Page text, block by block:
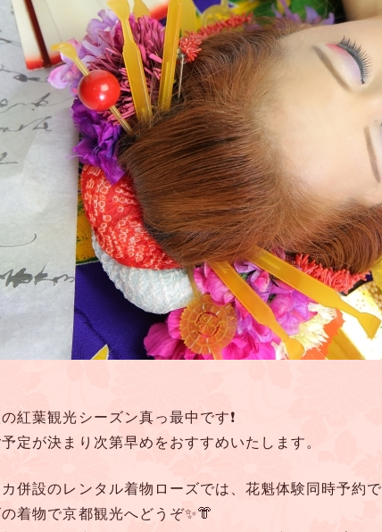
紅葉観光シーズン真っ最中です❗
定が決まり次第早めをおすすめいたします。
カ併設のレンタル着物ローズでは、花魁体験同時予約
着物で京都観光へどうぞ✨👘